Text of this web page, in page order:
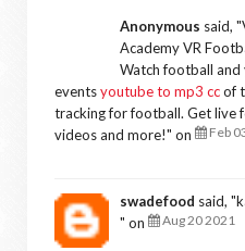
Anonymous said, "
Academy VR
Watch football
eventsyoutube to mp3 ccof
tracking for football. Get live
videos and more!" on Feb
swadefood said, "
" on
Aug 20 2021